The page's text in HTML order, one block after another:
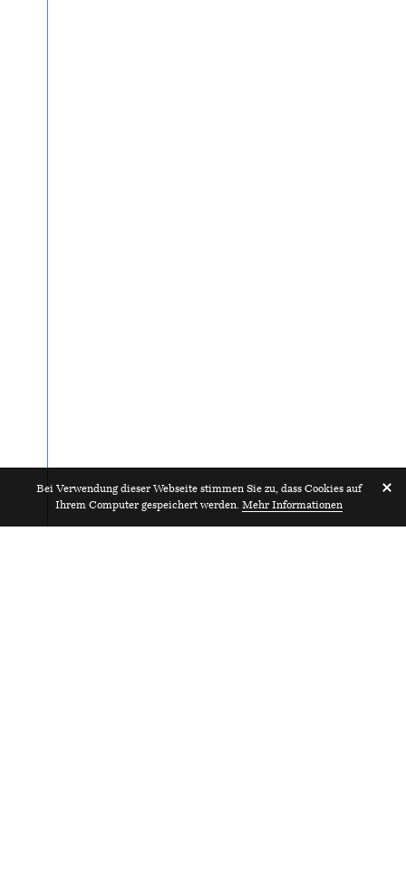
Bei Verwendung dieser Webseite stimmen Sie zu, dass Cookies auf
Ihrem Computer gespeichert werden. Mehr Informationen